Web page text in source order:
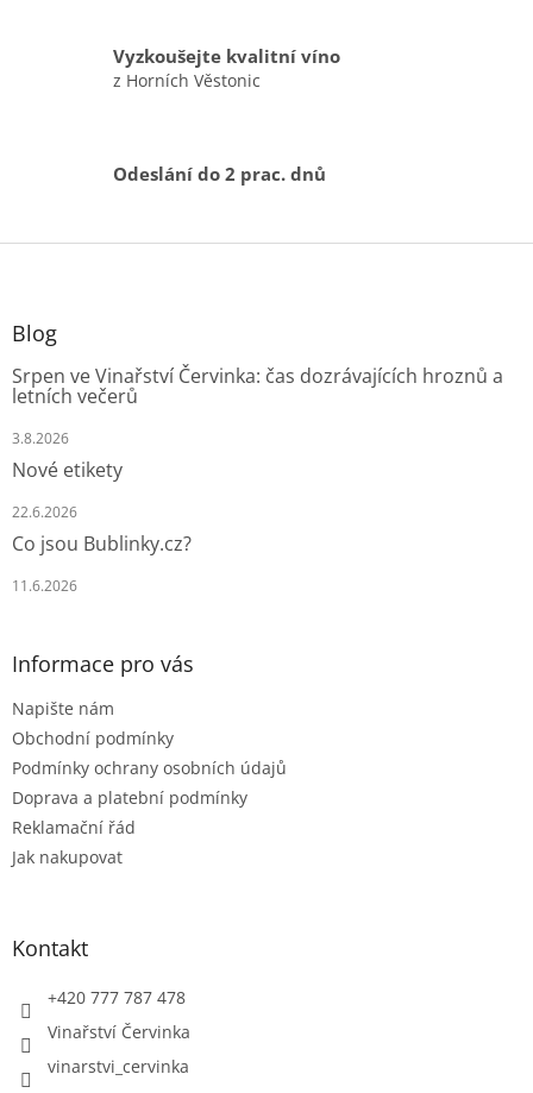
s
Vyzkoušejte kvalitní víno
z Horních Věstonic
Odeslání do 2 prac. dnů
Z
Blog
Srpen ve Vinařství Červinka: čas dozrávajících hroznů a
letních večerů
3.8.2026
Nové etikety
22.6.2026
Co jsou Bublinky.cz?
11.6.2026
Informace pro vás
Napište nám
Obchodní podmínky
Podmínky ochrany osobních údajů
Doprava a platební podmínky
Reklamační řád
Jak nakupovat
Kontakt
+420 777 787 478
Vinařství Červinka
vinarstvi_cervinka